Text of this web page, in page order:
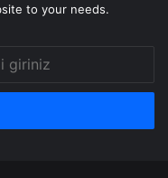
to your needs.